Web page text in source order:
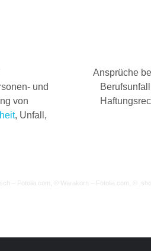
und
von
, Unfall,
Ansprüche
– Fotolia.com, © Warakorn – Fotolia.com, ©